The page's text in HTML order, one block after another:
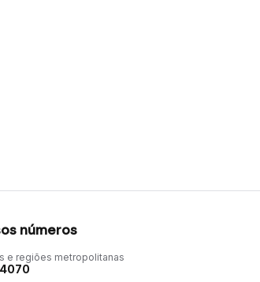
números
e regiões metropolitanas